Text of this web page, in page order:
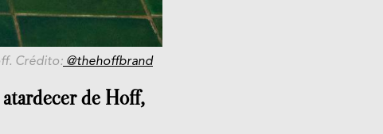
Crédito: @thehoffbrand
de Hoff,